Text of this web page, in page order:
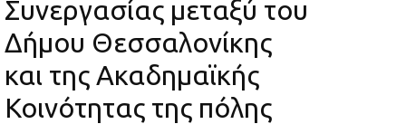
Συνεργασίας μεταξύ του
Δήμου Θεσσαλονίκης
και της Ακαδημαϊκής
Κοινότητας της πόλης